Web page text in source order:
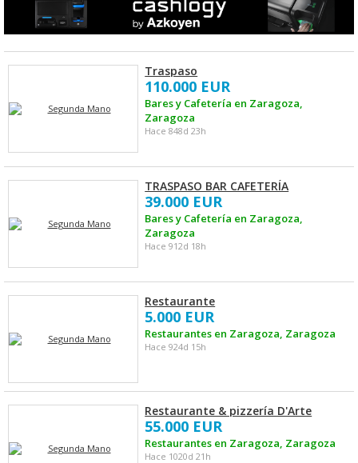
Traspaso
110.000 EUR
Bares y Cafetería en Zaragoza,
Zaragoza
Hace 848d 23h
TRASPASO BAR CAFETERÍA
39.000 EUR
Bares y Cafetería en Zaragoza,
Zaragoza
Hace 912d 18h
Restaurante
5.000 EUR
Restaurantes en Zaragoza, Zaragoza
Hace 924d 15h
Restaurante & pizzería D'Arte
55.000 EUR
Restaurantes en Zaragoza, Zaragoza
Hace 1020d 21h